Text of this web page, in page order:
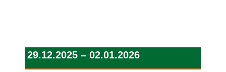
29.12.2025 – 02.01.2026